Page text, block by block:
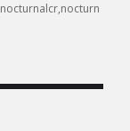
nocturnalcr nocturn